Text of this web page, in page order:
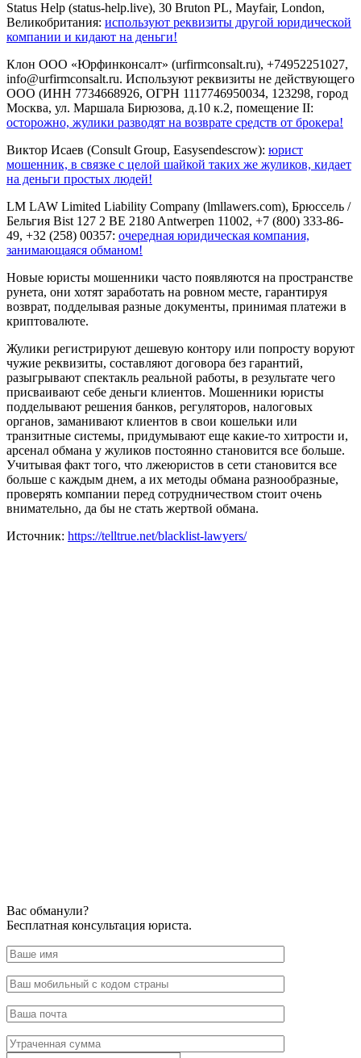
Status Help (status-help.live), 30 Bruton PL, Mayfair, London,
Великобритания: используют реквизиты другой юридической
компании и кидают на деньги!
Клон ООО «Юрфинконсалт» (urfirmconsalt.ru), +74952251027,
info@urfirmconsalt.ru. Используют реквизиты не действующего
ООО (ИНН 7734668926, ОГРН 1117746950034, 123298, город
Москва, ул. Маршала Бирюзова, д.10 к.2, помещение II:
осторожно, жулики разводят на возврате средств от брокера!
Виктор Исаев (Consult Group, Easysendescrow): юрист
мошенник, в связке с целой шайкой таких же жуликов, кидает
на деньги простых людей!
LM LAW Limited Liability Company (lmllawers.com), Брюссель /
Бельгия Bist 127 2 BE 2180 Antwerpen 11002, +7 (800) 333-86-
49, +32 (258) 00357: очередная юридическая компания,
занимающаяся обманом!
Новые юристы мошенники часто появляются на пространстве
рунета, они хотят заработать на ровном месте, гарантируя
возврат, подделывая разные документы, принимая платежи в
криптовалюте.
Жулики регистрируют дешевую контору или попросту воруют
чужие реквизиты, составляют договора без гарантий,
разыгрывают спектакль реальной работы, в результате чего
присваивают себе деньги клиентов. Мошенники юристы
подделывают решения банков, регуляторов, налоговых
органов, заманивают клиентов в свои кошельки или
транзитные системы, придумывают еще какие-то хитрости и,
арсенал обмана у жуликов постоянно становится все больше.
Учитывая факт того, что лжеюристов в сети становится все
больше с каждым днем, а их методы обмана разнообразные,
проверять компании перед сотрудничеством стоит очень
внимательно, да бы не стать жертвой обмана.
Источник: https://telltrue.net/blacklist-lawyers/
Вас обманули?
Бесплатная консультация юриста.